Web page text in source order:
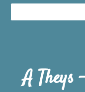
A Theys